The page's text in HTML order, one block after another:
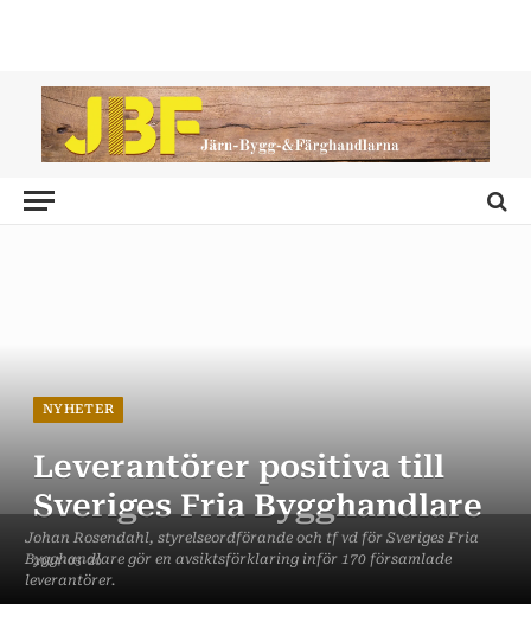
Johan Rosendahl, styrelseordförande och tf vd för Sveriges Fria
Bygghandlare gör en avsiktsförklaring inför 170 församlade
leverantörer.
NYHETER
Leverantörer positiva till
Sveriges Fria Bygghandlare
2024-05-20